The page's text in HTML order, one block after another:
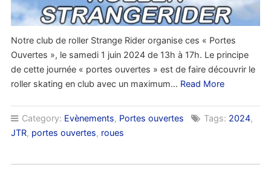
Notre club de roller Strange Rider organise ces « Portes
Ouvertes », le samedi 1 juin 2024 de 13h à 17h. Le principe
de cette journée « portes ouvertes » est de faire découvrir le
roller skating en club avec un maximum… Read More
Category: Evènements, Portes ouvertes Tags: 2024,
JTR, portes ouvertes, roues